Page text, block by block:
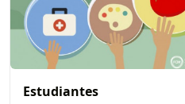
Estudiantes